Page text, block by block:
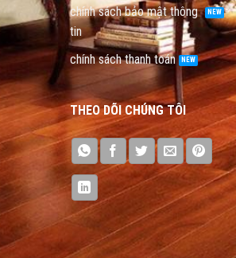
chính sách bảo mật thông
tin
chính sách thanh toán
THEO DÕI CHÚNG TÔI